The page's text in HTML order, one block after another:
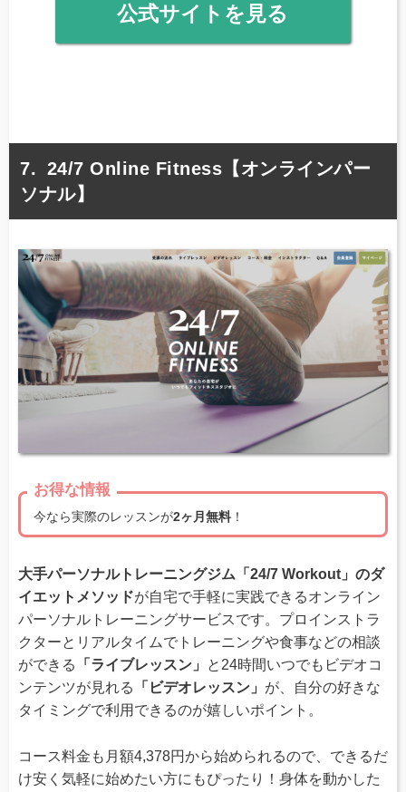
公式サイトを見る
24/7 Online Fitness【オンラインパー
ソナル】
お得な情報
今なら実際のレッスンが2ヶ月無料 ！
大手パーソナルトレーニングジム「24/7 Workout」のダ
イエットメソッドが自宅で手軽に実践できるオンライン
パーソナルトレーニングサービスです。プロインストラ
クターとリアルタイムでトレーニングや食事などの相談
ができる
「ライブレッスン」
と24時間いつでもビデオコ
ンテンツが見れる
「ビデオレッスン」 が、自分の好きな
タイミングで利用できるのが嬉しいポイント。
コース料金も月額4,378円から始められるので、できるだ
け安く気軽に始めたい方にもぴったり！身体を動かした